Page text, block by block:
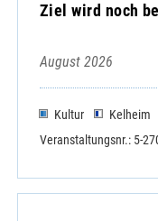
Ziel wird noch
August 2026
Kultur
Kelheim
Veranstaltungsnr.: 5-